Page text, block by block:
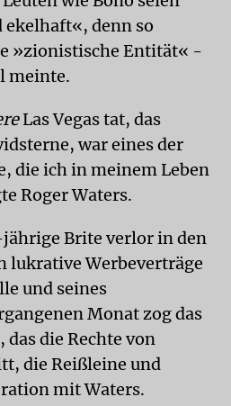
denn so
»zionistische Entität« -
meinte.
Las Vegas tat, das
war eines der
die ich in meinem Leben
Roger Waters.
Brite verlor in den
lukrative Werbeverträge
und seines
Monat zog das
die Rechte von
die Reißleine und
mit Waters.